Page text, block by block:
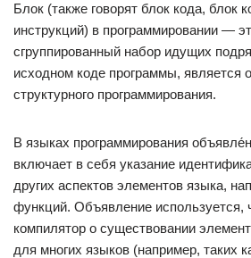
Блок (также говорят блок кода, блок
инструкций) в программировании —
сгруппированный набор идущих
исходном коде программы, является
структурного программирования.
В языках программирования
включает в себя указание
других аспектов элементов языка,
функций. Объявление используется,
компилятор о существовании
для многих языков (например, таких